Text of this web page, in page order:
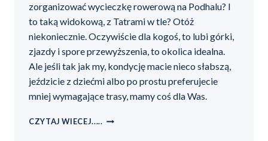
zorganizować wycieczkę rowerową na Podhalu? I
to taką widokową, z Tatrami w tle? Otóż
niekoniecznie. Oczywiście dla kogoś, to lubi górki,
zjazdy i spore przewyższenia, to okolica idealna.
Ale jeśli tak jak my, kondycję macie nieco słabszą,
jeździcie z dziećmi albo po prostu preferujecie
mniej wymagające trasy, mamy coś dla Was.
CZYTAJ WIECEJ.....